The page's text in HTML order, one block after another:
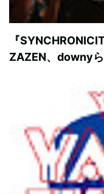
『
ZAZEN、downy